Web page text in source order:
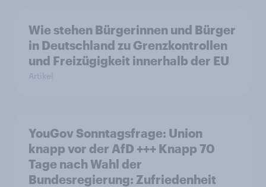
Wie stehen Bürgerinnen und Bürger
in Deutschland zu Grenzkontrollen
und Freizügigkeit innerhalb der EU
Artikel
YouGov Sonntagsfrage: Union
knapp vor der AfD +++ Knapp 70
Tage nach Wahl der
Bundesregierung: Zufriedenheit